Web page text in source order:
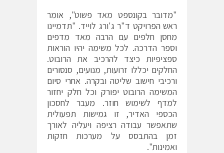
"מדובר בקונספט מאד פשוט", אומר
ראש הפרויקט ד"ר ג'ורג לוייד. "תדמיינו
מחסן חלפים עם הרבה מאד מדפים
וספר הדרכה. לכל משימה יהיו הוראות
ספציפיות כיצד להרכיב את הרובוט.
החלקים יכללו זרועות, מנועים, סנסורים
ורכיבי חישוב שליטה ובקרה. אחרי סיום
המשימה הרובוט יפורק וכל חלק יחזור
למדף לשימוש חוזר. מעבר לחסכון
הכספי האדיר, זו גמישות תפעולית
שתאפשר עבודה רציפה ויעליה לאורך
זמן בהתבסס על מערכות חזקות
ואמינות".